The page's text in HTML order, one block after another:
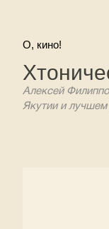
О, кино!
Алексей
Якутии и